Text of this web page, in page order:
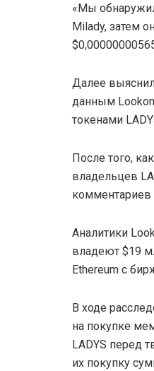
«Мы
Milady, затем
Далее
данным
токенами
После того,
владельцев
комментариев
Аналитики
владеют $19
Ethereum с
В ходе
на покупке
LADYS перед
их покупку